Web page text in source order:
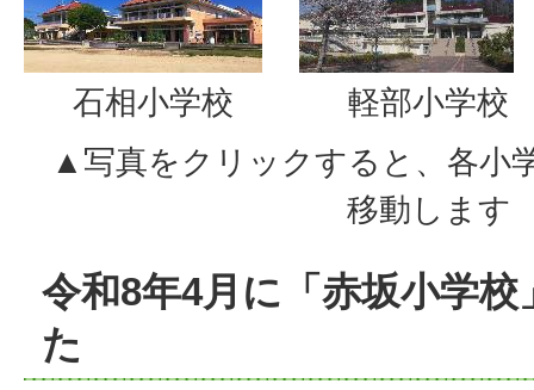
石相小学校
軽部小学校
▲写真をクリックすると、各小
移動します
令和8年4月に「赤坂小学
た